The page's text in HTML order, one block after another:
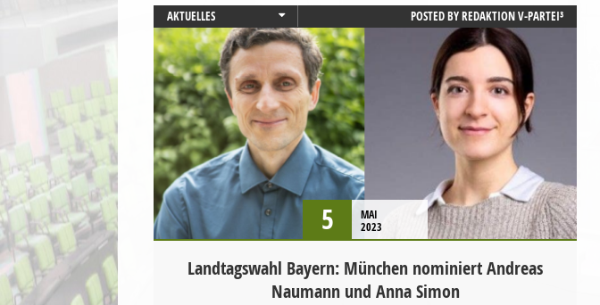
AKTUELLES
BAYERN
LANDTAGSWAHL
LANDWIRTSCHAFT
PRESSEMITTEILUNG
STARTSEITE
TIERSCHUTZ / TIERRECHTE
UMWELT UND KLIMA
VEGANISMUS
WAHLPROGRAMM
POSTED BYREDAKTION V-PARTEI³
5
MAI
2023
Landtagswahl Bayern: München nominiert Andreas
Naumann und Anna Simon